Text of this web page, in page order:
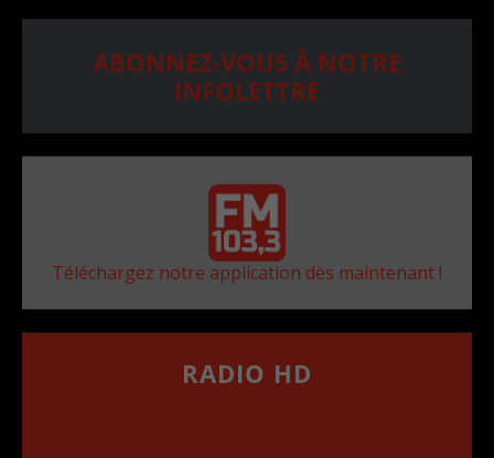
ABONNEZ-VOUS À NOTRE
INFOLETTRE
Téléchargez notre application dès maintenant !
RADIO HD